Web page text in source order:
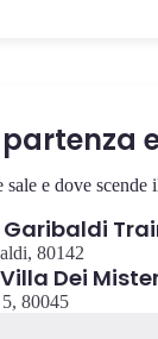
sale e dove scende
Garibaldi
80142
Dei
80045